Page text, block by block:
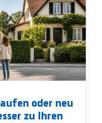
oder neu
zu Ihren